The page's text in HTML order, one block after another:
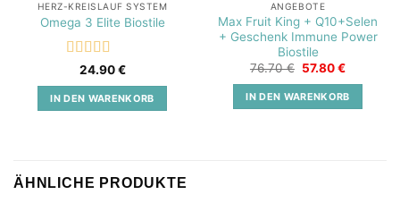
HERZ-KREISLAUF SYSTEM
Omega 3 Elite Biostile
Bewertet
mit5von 5
24.90€
IN DEN WARENKORB
ANGEBOTE
Max Fruit King + Q10+Selen
+ Geschenk Immune Power
Biostile
76.70€ Ursprünglicher
war:
76.70 €
57.80€Aktueller
ist:
57.80 €.
IN DEN WARENKORB
ÄHNLICHE PRODUKTE